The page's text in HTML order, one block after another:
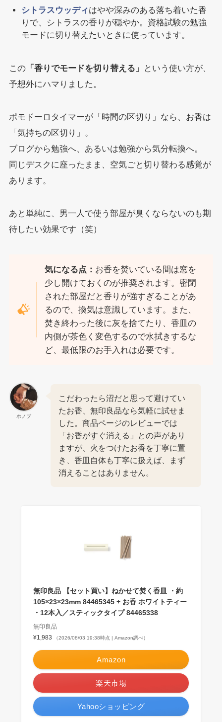
シトラスウッディはやや深みのある落ち着いた香
りで、シトラスの香りが穏やか。資格試験の勉強
モードに切り替えたいときに使っています。
この「香りでモードを切り替える」
という使い方が、
予想外にハマりました。
ポモドーロタイマーが「時間の区切り」なら、お香は
「気持ちの区切り」。
ブログから勉強へ、あるいは勉強から気分転換へ。
同じデスクに座ったまま、空気ごと切り替わる感覚が
あります。
あと単純に、男一人で使う部屋が臭くならないのも期
待したい効果です（笑）
気になる点： お香を焚いている間は窓を
少し開けておくのが推奨されます。密閉
された部屋だと香りが強すぎることがあ
るので、換気は意識しています。また、
焚き終わった後に灰を捨てたり、香皿の
内側が茶色く変色するので水拭きするな
ど、最低限のお手入れは必要です。
ホノブ
こだわったら沼だと思って避けてい
たお香、無印良品なら気軽に試せま
した。商品ページのレビューでは
「お香がすぐ消える」との声があり
ますが、火をつけたお香を丁寧に置
き、香皿自体も丁寧に扱えば、まず
消えることはありません。
無印良品 【セット買い】ねかせて焚く香皿 ・約
105×23×23mm 84465345 + お香 ホワイトティー
・12本入／スティックタイプ 84465338
無印良品
¥1,983
（2026/08/03 19:38時点 | Amazon調べ）
Amazon
楽天市場
Yahooショッピング